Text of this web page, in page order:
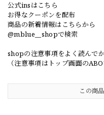
公式insはこちら
お得なクーポンを配布
商品の新着情報はこちらから
@mblue__shopで検索
shopの注意事項をよく読んで
（注意事項はトップ画面の
この商